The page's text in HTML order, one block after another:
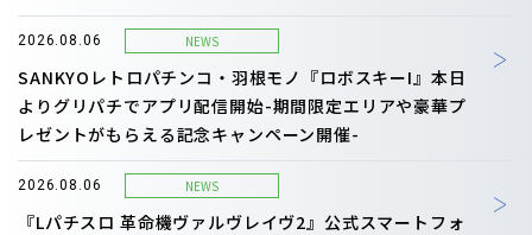
2026.08.06 NEWS
SANKYOレトロパチンコ・羽根モノ『ロボスキーI』本日
よりグリパチでアプリ配信開始-期間限定エリアや豪華プ
レゼントがもらえる記念キャンペーン開催-
2026.08.06 NEWS
『Lパチスロ 革命機ヴァルヴレイヴ2』公式スマートフォ